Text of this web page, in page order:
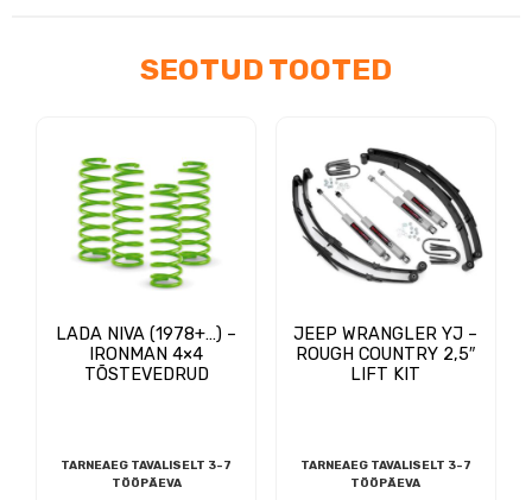
SEOTUD TOOTED
LADA NIVA (1978+…) –
IRONMAN 4×4
TÕSTEVEDRUD
TARNEAEG TAVALISELT 3-7
TÖÖPÄEVA
JEEP WRANGLER YJ –
ROUGH COUNTRY 2,5″
LIFT KIT
TARNEAEG TAVALISELT 3-7
TÖÖPÄEVA